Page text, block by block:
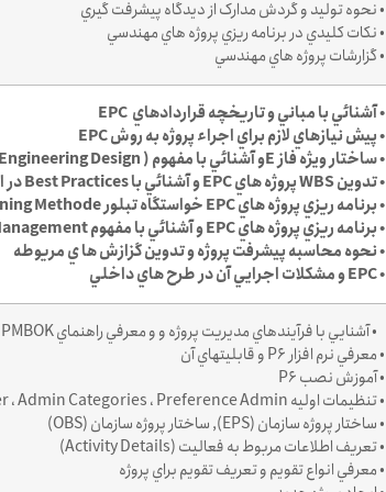
• نحوه توليد و گردش مدارک از ديدگاه پيشرفت گيري
• نکات کليدي در برنامه ريزي پروژه هاي مهندسي
• گزارشات پروژه هاي مهندسي
• آشنائي با مباني و تاريخچه‌ قراردادهاي ‌ EPC
• پيش نيازهاي لازم براي اجراء پروژه به روش EPC
• ساختار ويژه فاز Eو آشنائي با مفهوم FEED (Front End Engineering Design )
• تدوين WBS پروژه هاي EPC و آشنائي با Best Practices در اين خصوص
• برنامه ريزي پروژه هاي EPC خواستگاه تبلور Rolling Wave Planning Methode
• برنامه ريزي پروژه هاي EPC و آشنائي با مفهوم Perpetual Management
• نحوه محاسبه پيشرفت پروژه و تدوين گزازش ها ي مريوطه
• EPC و مشکلات اجرايي آن در طرح هاي داخلي
• آشنايي با فرآيندهاي مديريت پروژه و و معرفي راهنماي PMBOK
• معرفي نرم افزار P6 و قابليتهاي آن
• آموزش نصب P6
• تنظيمات اوليه User ، Admin Categories ، Preference Admin
• ساختار پروژه سازمان (EPS), ساختار پروژه سازمان (OBS)
• تعريف اطلاعات مربوط به فعاليت (Activity Details)
• معرفي انواع تقويم و تعريف تقويم براي پروژه